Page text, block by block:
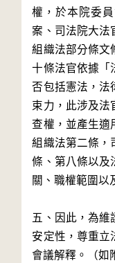
權，於本院委
案、司法院大法
組織法部分條文
十條法官依據「
否包括憲法，法
束力，此涉及法
查權，並產生適
組織法第二條，
條、第八條以及
關、職權範圍以
五、因此，為維
安定性，尊重立
會議解釋。（如